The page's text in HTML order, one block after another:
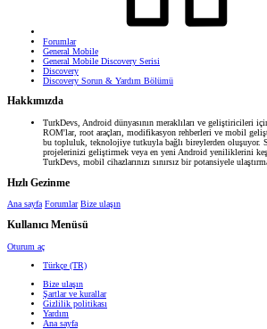
Forumlar
General Mobile
General Mobile Discovery Serisi
Discovery
Discovery Sorun & Yardım Bölümü
Hakkımızda
TurkDevs, Android dünyasının meraklıları ve geliştiricileri
ROM'lar, root araçları, modifikasyon rehberleri ve mobil
bu topluluk, teknolojiye tutkuyla bağlı bireylerden oluşuyor.
projelerinizi geliştirmek veya en yeni Android yeniliklerini
TurkDevs, mobil cihazlarınızı sınırsız bir potansiyele
Hızlı Gezinme
Ana sayfa Forumlar Bize ulaşın
Kullanıcı Menüsü
Oturum aç
Türkçe (TR)
Bize ulaşın
Şartlar ve kurallar
Gizlilik politikası
Yardım
Ana sayfa